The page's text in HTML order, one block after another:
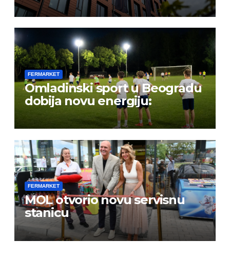
FERMARKET
Omladinski sport u Beogradu
dobija novu energiju:
FERMARKET
MOL otvorio novu servisnu
stanicu